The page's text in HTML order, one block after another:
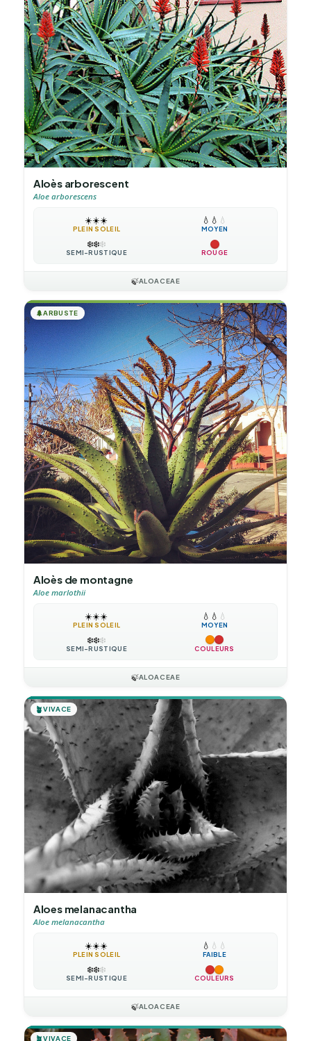
Aloès arborescent
Aloe arborescens
☀️☀️☀️
PLEIN SOLEIL
💧 💧 💧
MOYEN
❄️❄️❄️
SEMI-RUSTIQUE ROUGE
🍃ALOACEAE
🌲ARBUSTE
Aloès de montagne
Aloe marlothii
☀️☀️☀️
PLEIN SOLEIL
💧 💧 💧
MOYEN
❄️❄️❄️
SEMI-RUSTIQUE COULEURS
🍃ALOACEAE
🪴VIVACE
Aloes melanacantha
Aloe melanacantha
☀️☀️☀️
PLEIN SOLEIL
💧 💧 💧
FAIBLE
❄️❄️❄️
SEMI-RUSTIQUE COULEURS
🍃ALOACEAE
🪴VIVACE